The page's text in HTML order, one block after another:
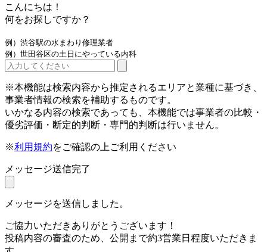
こんにちは！
何をお探しですか？
例）渋谷駅の水まわり修理業者
例）世田谷区の土日にやっている内科
※本機能は検索内容から推定されるエリアと業種に基づき、
事業者情報の検索を補助するものです。
いかなる内容の検索であっても、本機能では事業者の比較・
優劣評価・断定的判断・専門的判断は行いません。
※利用規約をご確認の上ご利用ください
メッセージ送信完了
メッセージを送信しました。
ご協力いただきありがとうございます！
投稿内容の審査のため、公開まで約3営業日程度いただきま